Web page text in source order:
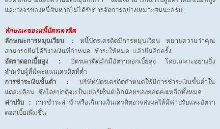
และวงจรของหนี้สินหากไม่ได้รับการจัดการอย่างเหมาะสมนะครับ
ลักษณะของหนี้บัตรเครดิต
ลักษณะการหมุนเวียน :
หนี้บัตรเครดิตมีการหมุนเวียน หมายความว่าคุณ
สามารถยืมได้ถึงวงเงินที่กำหนด ชำระให้หมด แล้วยืมอีกครั้ง
อัตราดอกเบี้ยสูง : บัตรเครดิตมักมีอัตราดอกเบี้ยสูง โดยเฉพาะอย่างยิ่ง
สำหรับผู้ที่มีคะแนนเครดิตที่ต่ำ
การชำระเงินขั้นต่ำ :
บริษัทบัตรเครดิตกำหนดให้มีการชำระเงินขั้นต่ำใน
แต่ละเดือน ซึ่งโดยปกติจะเป็นเปอร์เซ็นต์เล็กน้อยของยอดคงเหลือทั้งหมด
ค่าปรับ : การชำระล่าช้าหรือเกินวงเงินเครดิตอาจส่งผลให้มีค่าปรับและอัตรา
ดอกเบี้ยเพิ่มขึ้น